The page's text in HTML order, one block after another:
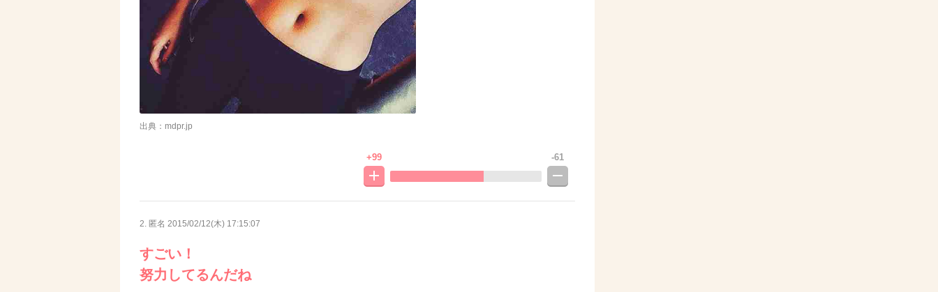
出典：mdpr.jp
+99 -61
2. 匿名 2015/02/12(木) 17:15:07
すごい！
努力してるんだね